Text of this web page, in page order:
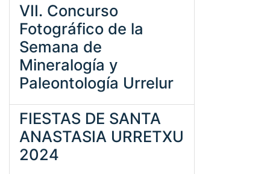
VII. Concurso
Fotográfico de la
Semana de
Mineralogía y
Paleontología Urrelur
FIESTAS DE SANTA
ANASTASIA URRETXU
2024